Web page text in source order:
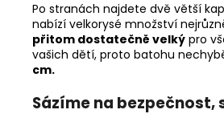
Po stranách najdete dvě větší
nabízí velkorysé množství
přitom dostatečně velký pro
vašich dětí, proto batohu
cm.
Sázíme na